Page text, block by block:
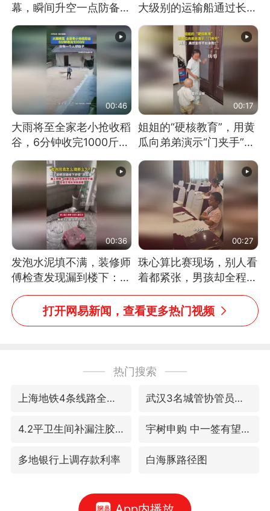
幕，瞬间升空一点防备都
没有
大级别的运输船通过长江
大桥这一幕，太震撼了！
00:46
大雨将至全家老小抢收稻
谷，6分钟收完1000斤，
没有一个人掉链子
00:17
姐姐的“硬核教育”，用黄
瓜向弟弟演示“门夹手”，
网友：果然言传不如身
00:36
发泡水泥填不满，装修师
傅检查发现漏到楼下：出
风口未延伸到外墙
00:27
珠心算比赛现场，别人看
着都紧张，男孩却全程气
定神闲、从容作答，最终
拿下冠军。网友：这淡定
的样子，一看就是有实
打开网易新闻，查看更多热门视频
热门搜索
上海地铁4条线路全线停运 武汉3名城管协管员殴打摊主被刑拘
4.2平卫生间补漏注胶花1.55万 宇树申购 中一签有望赚20万元
多地银行上调存款利率 白海豚路径图